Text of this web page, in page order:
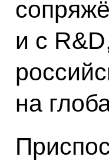
и с
на